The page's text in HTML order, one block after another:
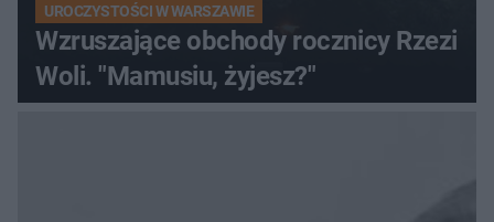
UROCZYSTOŚCI W WARSZAWIE
Wzruszające obchody rocznicy Rzezi
Woli. "Mamusiu, żyjesz?"